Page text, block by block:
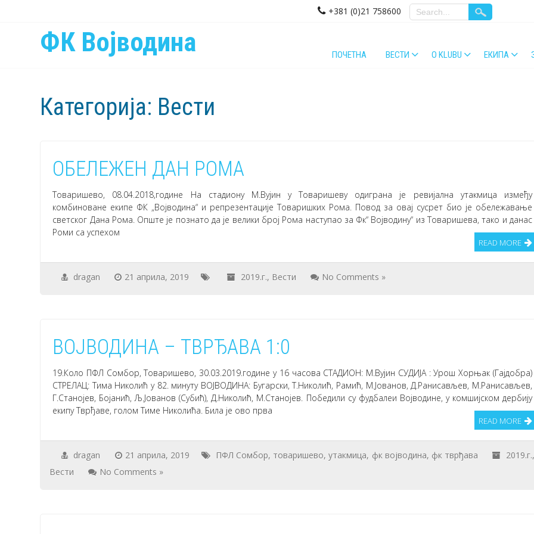
+381 (0)21 758600
ФК Војводина ПОЧЕТНА ВЕСТИ O KLUBU ЕКИПА
Категорија: Вести
ОБЕЛЕЖЕН ДАН РОМА
Товаришево, 08.04.2018,године На стадиону М.Вујин у Товаришеву одиграна је ревијална утакмица између
комбиноване екипе ФК „Војводина“ и репрезентације Товаришких Рома. Повод за овај сусрет био је обележавање
светског Дана Рома. Опште је познато да је велики број Рома наступао за Фк“ Војводину“ из Товаришева, тако и данас
Роми са успехом
READ MORE
dragan 21 априла, 2019 2019.г., Вести No Comments »
ВОЈВОДИНА – ТВРЂАВА 1:0
19.Коло ПФЛ Сомбор, Товаришево, 30.03.2019.године у 16 часова СТАДИОН: М.Вујин СУДИЈА : Урош Хорњак (Гајдобра)
СТРЕЛАЦ: Тима Николић у 82. минуту ВОЈВОДИНА: Бугарски, Т.Николић, Рамић, М.Јованов, Д.Ранисављев, М.Ранисављев,
Г.Станојев, Бојанић, Љ.Јованов (Субић), Д.Николић, М.Станојев. Победили су фудбалеи Војводине, у комшијском дербију
екипу Тврђаве, голом Тиме Николића. Била је ово прва
READ MORE
dragan 21 априла, 2019 ПФЛ Сомбор, товаришево,утакмица, фк војводина, фк тврђава 2019.г.
Вести
No Comments »